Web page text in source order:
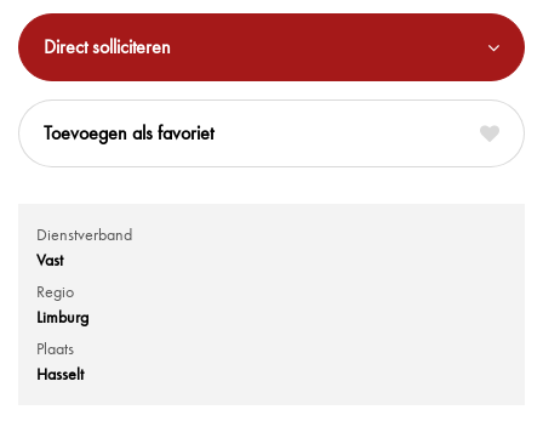
Direct solliciteren
favoriet
Dienstverband
Vast
Regio
Limburg
Plaats
Hasselt